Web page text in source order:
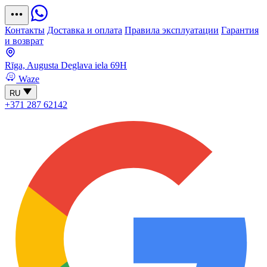
Контакты Доставка и оплата Правила эксплуатации Гарантия
и возврат
Rīga, Augusta Deglava iela 69H
Waze
RU
+371 287 62142